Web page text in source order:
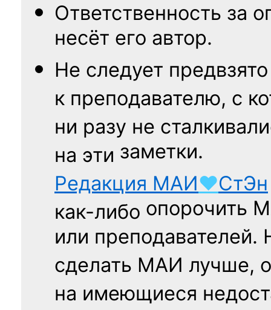
Ответственность за
несёт его автор.
Не следует
к преподавателю, с
ни разу не
на эти заметки.
Редакция МАИ♥СтЭн
как-либо опорочить
или
сделать МАИ лучше,
на имеющиеся